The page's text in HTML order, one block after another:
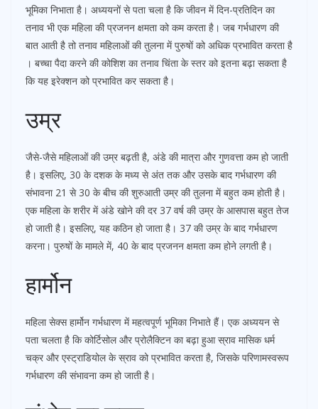
भूमिका निभाता है। अध्ययनों से पता चला है कि जीवन में दिन-प्रतिदिन का
तनाव भी एक महिला की प्रजनन क्षमता को कम करता है। जब गर्भधारण की
बात आती है तो तनाव महिलाओं की तुलना में पुरुषों को अधिक प्रभावित करता है
। बच्चा पैदा करने की कोशिश का तनाव चिंता के स्तर को इतना बढ़ा सकता है
कि यह इरेक्शन को प्रभावित कर सकता है।
उम्र
जैसे-जैसे महिलाओं की उम्र बढ़ती है, अंडे की मात्रा और गुणवत्ता कम हो जाती
है। इसलिए, 30 के दशक के मध्य से अंत तक और उसके बाद गर्भधारण की
संभावना 21 से 30 के बीच की शुरुआती उम्र की तुलना में बहुत कम होती है।
एक महिला के शरीर में अंडे खोने की दर 37 वर्ष की उम्र के आसपास बहुत तेज
हो जाती है। इसलिए, यह कठिन हो जाता है। 37 की उम्र के बाद गर्भधारण
करना। पुरुषों के मामले में, 40 के बाद प्रजनन क्षमता कम होने लगती है।
हार्मोन
महिला सेक्स हार्मोन गर्भधारण में महत्वपूर्ण भूमिका निभाते हैं। एक अध्ययन से
पता चलता है कि कोर्टिसोल और प्रोलैक्टिन का बढ़ा हुआ स्राव मासिक धर्म
चक्र और एस्ट्राडियोल के स्राव को प्रभावित करता है, जिसके परिणामस्वरूप
गर्भधारण की संभावना कम हो जाती है।